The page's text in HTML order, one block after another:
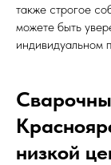
также строгое
можете быть
индивидуальном
низкой